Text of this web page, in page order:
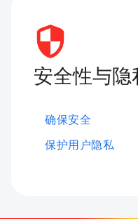
安全性与隐
确保安全
保护用户隐私